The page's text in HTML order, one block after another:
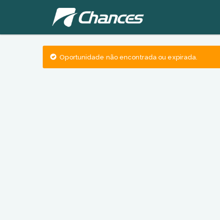
Oportunidade não encontrada ou expirada.